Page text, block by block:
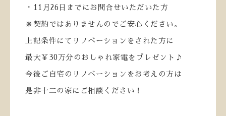
・ 11 月 26 日までにお問合せいただいた方
※契約ではありませんのでご安心ください。
上記条件にてリノベーションをされた方に
最大￥ 30 万分のおしゃれ家電をプレゼント♪
今後ご自宅のリノベーションをお考えの方は
是非十二の家にご相談ください！